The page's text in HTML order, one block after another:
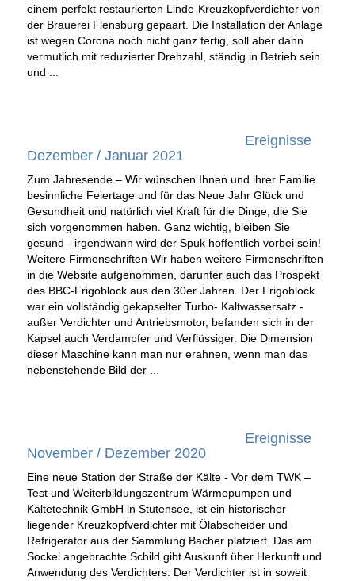
einem perfekt restaurierten Linde-Kreuzkopfverdichter von
der Brauerei Flensburg gepaart. Die Installation der Anlage
ist wegen Corona noch nicht ganz fertig, soll aber dann
vermutlich mit reduzierter Drehzahl, ständig in Betrieb sein
und ...
Ereignisse
Dezember / Januar 2021
Zum Jahresende – Wir wünschen Ihnen und ihrer Familie
besinnliche Feiertage und für das Neue Jahr Glück und
Gesundheit und natürlich viel Kraft für die Dinge, die Sie
sich vorgenommen haben. Ganz wichtig, bleiben Sie
gesund - irgendwann wird der Spuk hoffentlich vorbei sein!
Weitere Firmenschriften Wir haben weitere Firmenschriften
in die Website aufgenommen, darunter auch das Prospekt
des BBC-Frigoblock aus den 30er Jahren. Der Frigoblock
war ein vollständig gekapselter Turbo- Kaltwassersatz -
außer Verdichter und Antriebsmotor, befanden sich in der
Kapsel auch Verdampfer und Verflüssiger. Die Dimension
dieser Maschine kann man nur erahnen, wenn man das
nebenstehende Bild der ...
Ereignisse
November / Dezember 2020
Eine neue Station der Straße der Kälte - Vor dem TWK –
Test und Weiterbildungszentrum Wärmepumpen und
Kältetechnik GmbH in Stutensee, ist ein historischer
liegender Kreuzkopfverdichter mit Ölabscheider und
Refrigerator aus der Sammlung Bacher platziert. Das am
Sockel angebrachte Schild gibt Auskunft über Herkunft und
Anwendung des Verdichters: Der Verdichter ist in soweit